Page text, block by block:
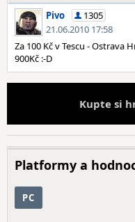
Pivo
1305
21.06.2010 17:58
Za 100 Kč v Tescu - Ostrava
900Kč :-D
Kupte si
Platformy a
PC